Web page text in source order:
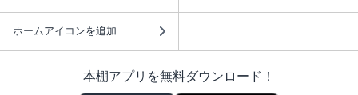
ホームアイコンを追加
本棚アプリを無料ダウンロード！